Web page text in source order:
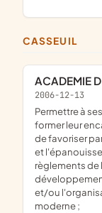
CASSEUIL
ACADEMIE
2006-12-13
permettre à ses membres la pratique de l'escrime, de
former leur
de favoriser
et
règlements de
et/ou
moderne ;